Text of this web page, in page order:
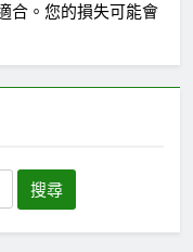
合。您的損失可能會